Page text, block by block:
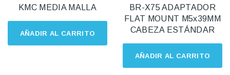
AÑADIR AL CARRITO
KMC MEDIA MALLA
AÑADIR AL CARRITO
BR-X75 ADAPTADOR
FLAT MOUNT M5x39MM
CABEZA ESTÁNDAR